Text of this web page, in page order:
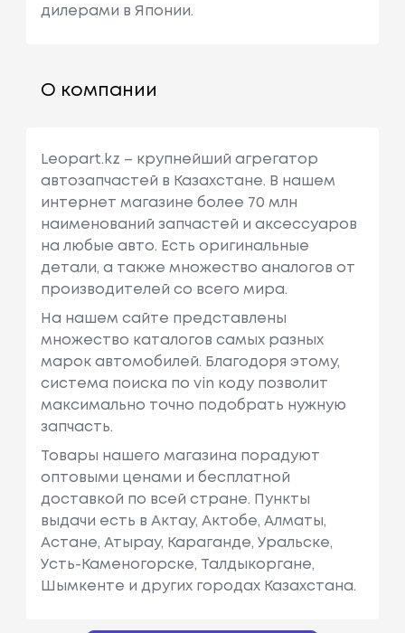
дилерами в Японии.
О компании
Leopart.kz – крупнейший агрегатор
автозапчастей в Казахстане. В нашем
интернет магазине более 70 млн
наименований запчастей и аксессуаров
на любые авто. Есть оригинальные
детали, а также множество аналогов от
производителей со всего мира.
На нашем сайте представлены
множество каталогов самых разных
марок автомобилей. Благодоря этому,
система поиска по vin коду позволит
максимально точно подобрать нужную
запчасть.
Товары нашего магазина порадуют
оптовыми ценами и бесплатной
доставкой по всей стране. Пункты
выдачи есть в Актау, Актобе, Алматы,
Астане, Атырау, Караганде, Уральске,
Усть-Каменогорске, Талдыкоргане,
Шымкенте и других городах Казахстана.